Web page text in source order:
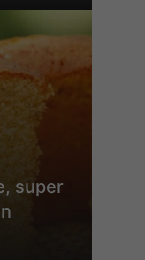
super